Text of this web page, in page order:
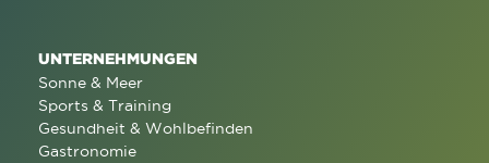
UNTERNEHMUNGEN
Sonne & Meer
Sports & Training
Gesundheit & Wohlbefinden
Gastronomie